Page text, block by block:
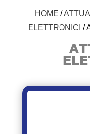
HOME /
ELETTRONICI /